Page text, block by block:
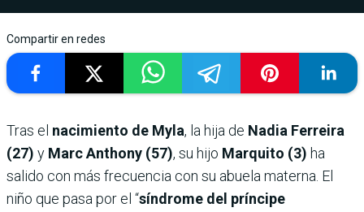
Compartir en redes
Tras el nacimiento de Myla, la hija de Nadia Ferreira
(27) y Marc Anthony (57), su hijo Marquito (3) ha
salido con más frecuencia con su abuela materna. El
niño que pasa por el “síndrome del príncipe